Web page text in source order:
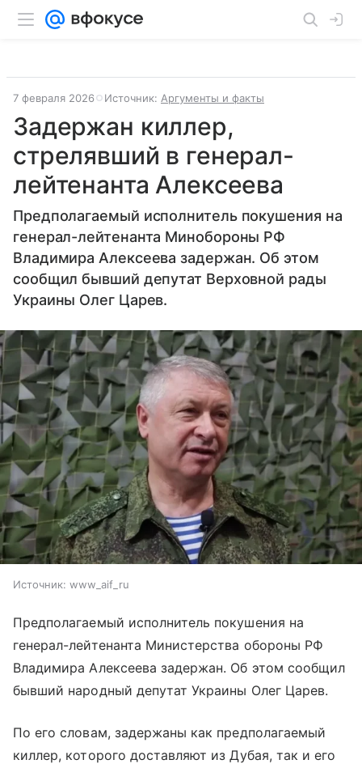
7 февраля 2026 Источник: Аргументы и факты
Задержан киллер,
стрелявший в генерал-
лейтенанта Алексеева
Предполагаемый исполнитель покушения на
генерал-лейтенанта Минобороны РФ
Владимира Алексеева задержан. Об этом
сообщил бывший депутат Верховной рады
Украины Олег Царев.
Источник: www_aif_ru
Предполагаемый исполнитель покушения на
генерал-лейтенанта Министерства обороны РФ
Владимира Алексеева задержан. Об этом сообщил
бывший народный депутат Украины Олег Царев.
По его словам, задержаны как предполагаемый
киллер, которого доставляют из Дубая, так и его